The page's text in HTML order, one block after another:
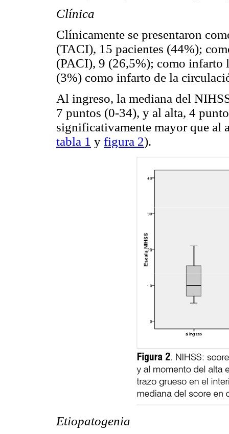
Clínica
Clínicamente se presentaron
(TACI), 15 pacientes (44%);
(PACI), 9 (26,5%); como infarto
(3%) como infarto de la
Al ingreso, la mediana del
7 puntos (0-34), y al alta, 4
significativamente mayor que al
tabla 1 y figura 2).
Etiopatogenia